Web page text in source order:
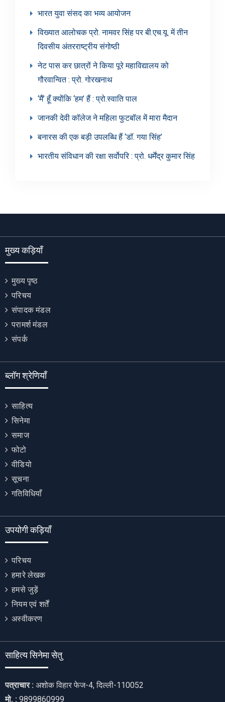
भारत युवा संसद का भव्य आयोजन
विख्यात आलोचक प्रो. नामवर सिंह पर बी.एच.यू. में तीन
दिवसीय अंतरराष्ट्रीय संगोष्ठी
नेट पास कर छात्रों ने किया पूरे महाविद्यालय को
गौरवान्वित : प्रो. गोरखनाथ
‘मैं’ हूँ क्योंकि ‘हम’ हैं : प्रो.स्वाति पाल
जानकी देवी कॉलेज ने महिला फुटबॉल में मारा मैदान
बनारस की एक बड़ी उपलब्धि हैं ‘डॉ. गया सिंह’
भारतीय संविधान की रक्षा सर्वोपरि : प्रो. धर्मेंद्र कुमार सिंह
मुख्य कड़ियाँ
मुख्य पृष्ठ
परिचय
संपादक मंडल
परामर्श मंडल
संपर्क
ब्लॉग श्रेणियाँ
साहित्य
सिनेमा
समाज
फोटो
वीडियो
सूचना
गतिविधियाँ
उपयोगी कड़ियाँ
परिचय
हमारे लेखक
हमसे जुड़ें
नियम एवं शर्तें
अस्वीकरण
साहित्य सिनेमा सेतु
पत्राचार : अशोक विहार फेज-4, दिल्ली-110052
मो. : 9899860999